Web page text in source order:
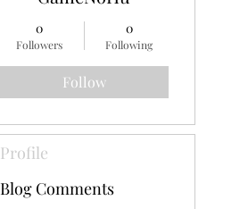
0
Followers
0
Following
Follow
Profile
Blog Comments